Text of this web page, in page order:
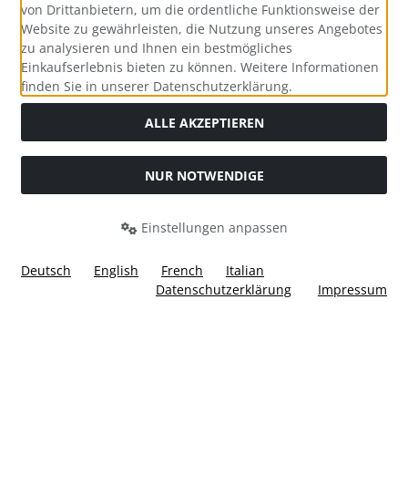
Social Media
Widerrufsformular
von Drittanbietern, um die ordentliche Funktionsweise der
Website zu gewährleisten, die Nutzung unseres Angebotes
zu analysieren und Ihnen ein bestmögliches
Einkaufserlebnis bieten zu können. Weitere Informationen
finden Sie in unserer Datenschutzerklärung.
ALLE AKZEPTIEREN
NUR NOTWENDIGE
Einstellungen anpassen
Deutsch English French
Italian
Datenschutzerklärung
Impressum